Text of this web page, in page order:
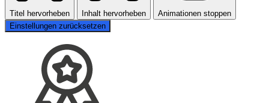
Titel hervorheben Inhalt hervorheben
Animationen stoppen
Einstellungen zurücksetzen